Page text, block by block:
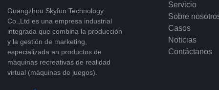
Guangzhou Skyfun Technology
Co.,Ltd es una empresa industrial
integrada que combina la producción
y la gestión de marketing,
especializada en productos de
máquinas recreativas de realidad
virtual (máquinas de juegos).
Servicio
Sobre
Casos
Noticias
Contáctanos